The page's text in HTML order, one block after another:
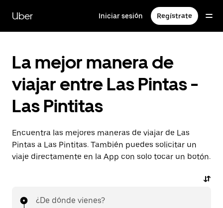
contenido
principal
Uber Iniciar sesión Regístrate
La mejor manera de
viajar entre Las Pintas -
Las Pintitas
Encuentra las mejores maneras de viajar de Las
Pintas a Las Pintitas. También puedes solicitar un
viaje directamente en la App con solo tocar un botón.
¿De dónde vienes?